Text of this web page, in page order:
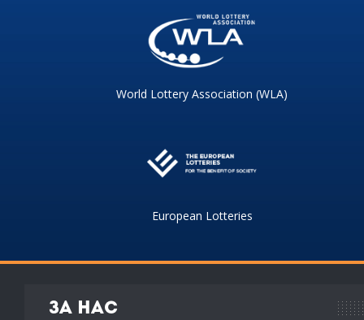
World Lottery Association (WLA)
European Lotteries
За нас